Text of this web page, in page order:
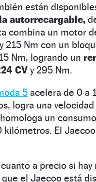
están
autorrecargable,
combina un motor
215 Nm con un
Nm, logrando un
CV y 295 Nm.
5 acelera de 0 a
logra una
un
kilómetros. El
a precio si hay
el Jaecoo está